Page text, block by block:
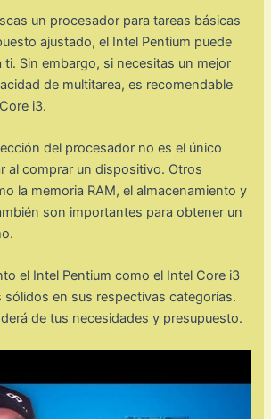
un procesador para tareas básicas
ajustado, el Intel Pentium puede
ti. Sin embargo, si necesitas un mejor
de multitarea, es recomendable
i3.
del procesador no es el único
al comprar un dispositivo. Otros
la memoria RAM, el almacenamiento y
son importantes para obtener un
el Intel Pentium como el Intel Core i3
en sus respectivas categorías.
de tus necesidades y presupuesto.